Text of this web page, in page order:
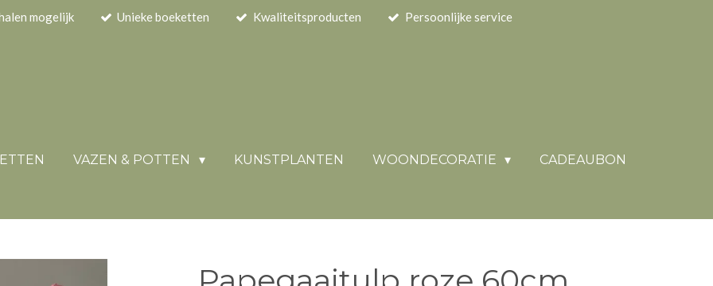
mogelijk Unieke boeketten Kwaliteitsproducten Persoonlijke service
VAZEN & POTTEN KUNSTPLANTEN WOONDECORATIE CADEAUBON